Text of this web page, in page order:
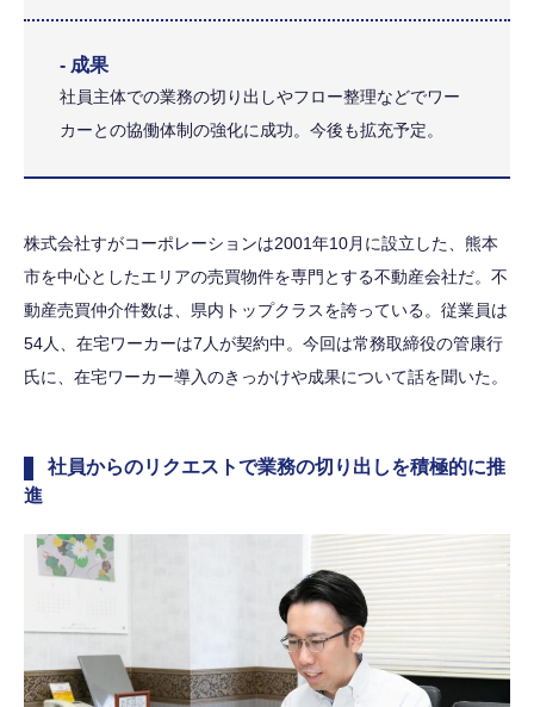
- 成果
社員主体での業務の切り出しやフロー整理などでワー
カーとの協働体制の強化に成功。今後も拡充予定。
株式会社すがコーポレーションは2001年10月に設立した、熊本
市を中心としたエリアの売買物件を専門とする不動産会社だ。不
動産売買仲介件数は、県内トップクラスを誇っている。従業員は
54人、在宅ワーカーは7人が契約中。今回は常務取締役の管康行
氏に、在宅ワーカー導入のきっかけや成果について話を聞いた。
社員からのリクエストで業務の切り出しを積極的に推
進